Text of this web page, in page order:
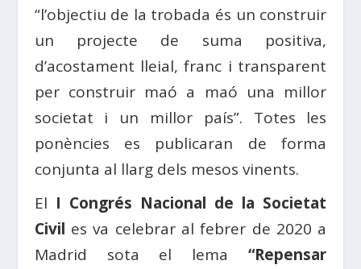
“l’objectiu de la trobada és un construir
un projecte de suma positiva,
d’acostament lleial, franc i transparent
per construir maó a maó una millor
societat i un millor país”. Totes les
ponències es publicaran de forma
conjunta al llarg dels mesos vinents.
El I Congrés Nacional de la Societat
Civil es va celebrar al febrer de 2020 a
Madrid sota el lema“Repensar